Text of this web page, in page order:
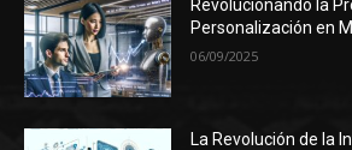
Revolucionando la
Personalización en
06/09/2025
La Revolución de la